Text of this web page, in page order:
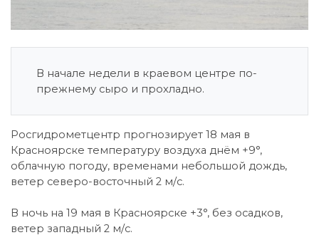
В начале недели в краевом центре по-
прежнему сыро и прохладно.
Росгидрометцентр прогнозирует 18 мая в
Красноярске температуру воздуха днём +9°,
облачную погоду, временами небольшой дождь,
ветер северо-восточный 2 м/с.
В ночь на 19 мая в Красноярске +3°, без осадков,
ветер западный 2 м/с.